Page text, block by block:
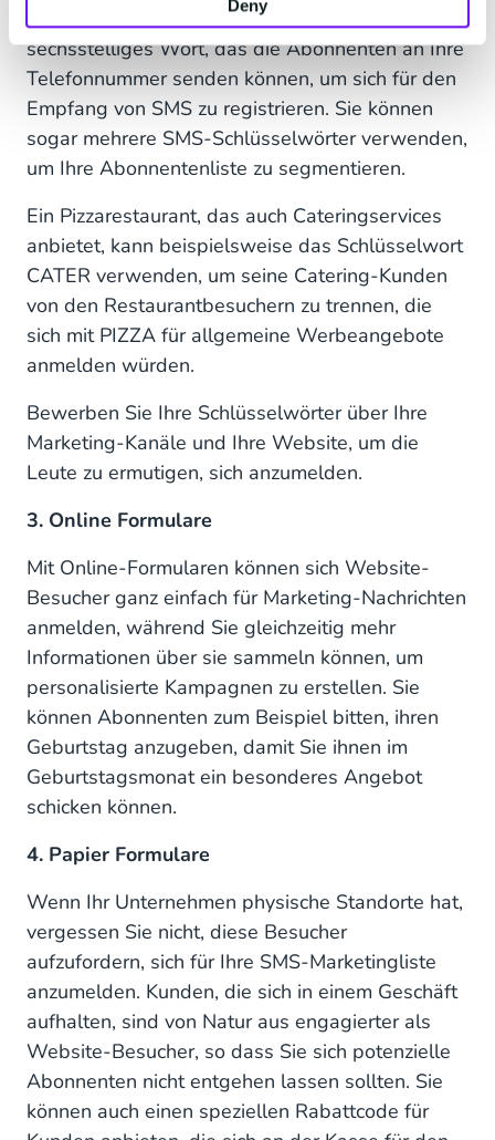
Deny
Ein SMS-Schlüsselwort ist ein fünf- oder
sechsstelliges Wort, das die Abonnenten an Ihre
Telefonnummer senden können, um sich für den
Empfang von SMS zu registrieren. Sie können
sogar mehrere SMS-Schlüsselwörter verwenden,
um Ihre Abonnentenliste zu segmentieren.
Ein Pizzarestaurant, das auch Cateringservices
anbietet, kann beispielsweise das Schlüsselwort
CATER verwenden, um seine Catering-Kunden
von den Restaurantbesuchern zu trennen, die
sich mit PIZZA für allgemeine Werbeangebote
anmelden würden.
Bewerben Sie Ihre Schlüsselwörter über Ihre
Marketing-Kanäle und Ihre Website, um die
Leute zu ermutigen, sich anzumelden.
3. Online Formulare
Mit Online-Formularen können sich Website-
Besucher ganz einfach für Marketing-Nachrichten
anmelden, während Sie gleichzeitig mehr
Informationen über sie sammeln können, um
personalisierte Kampagnen zu erstellen. Sie
können Abonnenten zum Beispiel bitten, ihren
Geburtstag anzugeben, damit Sie ihnen im
Geburtstagsmonat ein besonderes Angebot
schicken können.
4. Papier Formulare
Wenn Ihr Unternehmen physische Standorte hat,
vergessen Sie nicht, diese Besucher
aufzufordern, sich für Ihre SMS-Marketingliste
anzumelden. Kunden, die sich in einem Geschäft
aufhalten, sind von Natur aus engagierter als
Website-Besucher, so dass Sie sich potenzielle
Abonnenten nicht entgehen lassen sollten. Sie
können auch einen speziellen Rabattcode für